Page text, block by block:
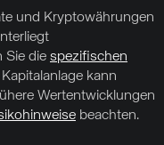
und Kryptowährungen
Sie die spezifischen
kann
Wertentwicklungen
beachten.